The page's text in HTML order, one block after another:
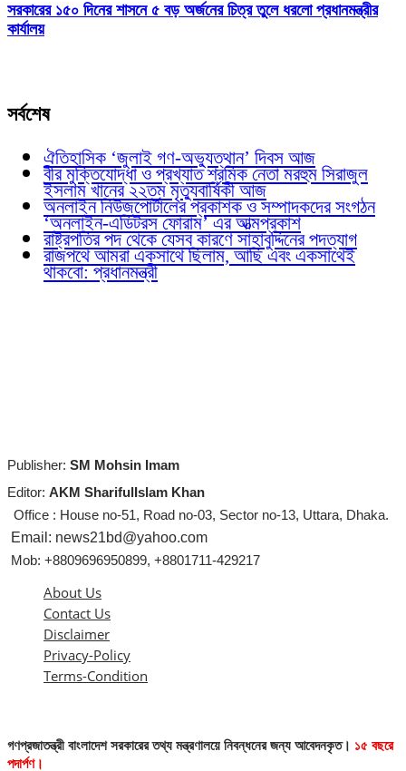
সরকারের ১৫০ দিনের শাসনে ৫ বড় অর্জনের চিত্র তুলে ধরলো প্রধানমন্ত্রীর
কার্যালয়
সর্বশেষ
ঐতিহাসিক ‘জুলাই গণ-অভ্যুত্থান’ দিবস আজ
বীর মুক্তিযোদ্ধা ও প্রখ্যাত শ্রমিক নেতা মরহুম সিরাজুল
ইসলাম খানের ২২তম মৃত্যুবার্ষিকী আজ
অনলাইন নিউজপোর্টালের প্রকাশক ও সম্পাদকদের সংগঠন
‘অনলাইন-এডিটরস ফোরাম’ এর আত্মপ্রকাশ
রাষ্ট্রপতির পদ থেকে যেসব কারণে সাহাবুদ্দিনের পদত্যাগ
রাজপথে আমরা একসাথে ছিলাম, আছি এবং একসাথেই
থাকবো: প্রধানমন্ত্রী
Publisher: SM Mohsin Imam
Editor: AKM SharifulIslam Khan
Office : House no-51, Road no-03, Sector no-13, Uttara, Dhaka.
Email: news21bd@yahoo.com
Mob: +8809696950899, +8801711-429217
About Us
Contact Us
Disclaimer
Privacy-Policy
Terms-Condition
গণপ্রজাতন্ত্রী বাংলাদেশ সরকারের তথ্য মন্ত্রণালয়ে নিবন্ধনের জন্য আবেদনকৃত। ১৫ বছরে
পদার্পণ।